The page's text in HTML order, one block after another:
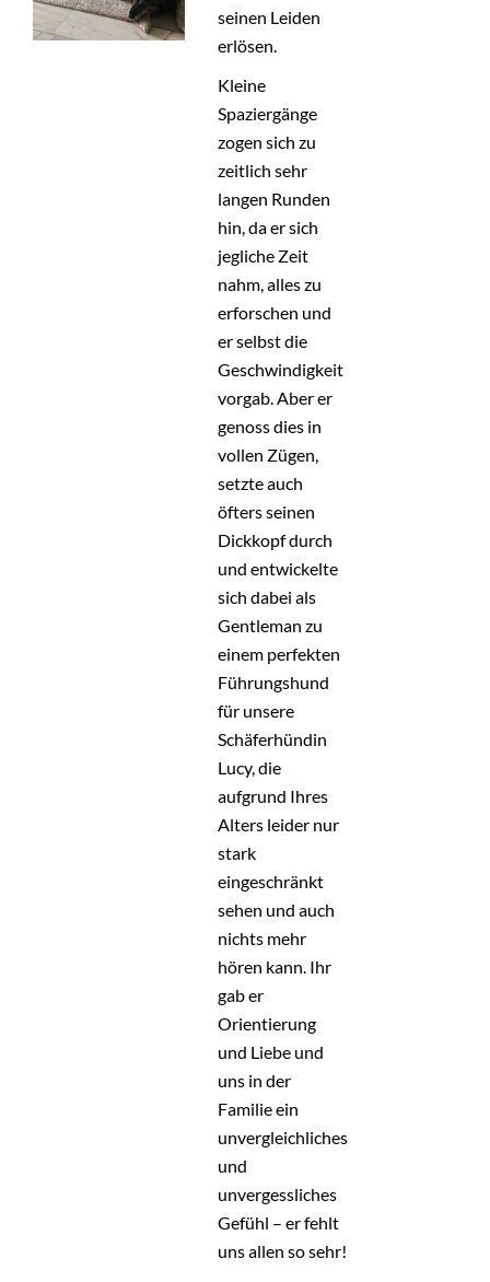
seinen Leiden
erlösen.
Kleine
Spaziergänge
zogen sich zu
zeitlich sehr
langen Runden
hin, da er sich
jegliche Zeit
nahm, alles zu
erforschen und
er selbst die
Geschwindigkeit
vorgab. Aber er
genoss dies in
vollen Zügen,
setzte auch
öfters seinen
Dickkopf durch
und entwickelte
sich dabei als
Gentleman zu
einem perfekten
Führungshund
für unsere
Schäferhündin
Lucy, die
aufgrund Ihres
Alters leider nur
stark
eingeschränkt
sehen und auch
nichts mehr
hören kann. Ihr
gab er
Orientierung
und Liebe und
uns in der
Familie ein
unvergleichliches
und
unvergessliches
Gefühl – er fehlt
uns allen so sehr!